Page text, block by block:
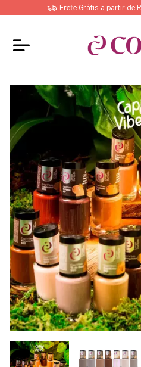
Frete Grátis a partir de